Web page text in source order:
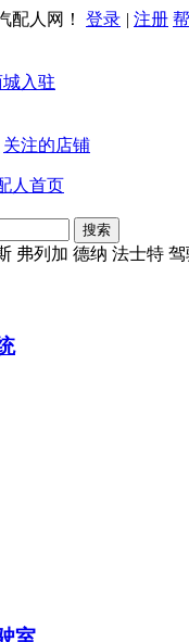
配人网！ 登录 | 注册
入驻
关注的店铺
人首页
弗列加 德纳 法士特 驾
室